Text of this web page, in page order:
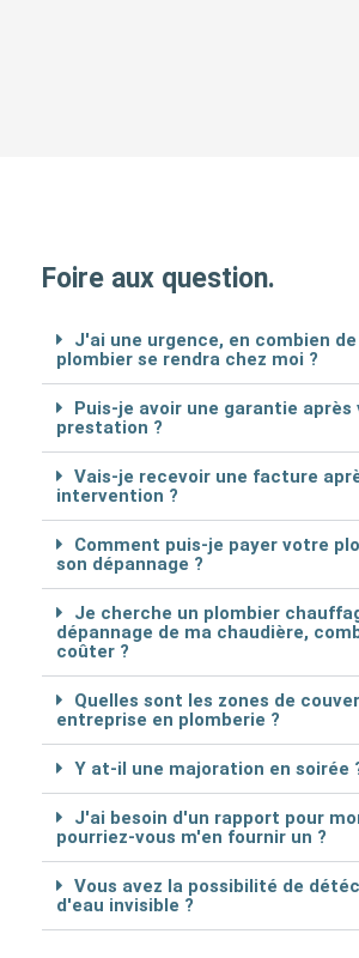
Foire aux question.
J'ai une urgence, en combien
plombier se rendra chez moi ?
Puis-je avoir une garantie après
prestation ?
Vais-je recevoir une facture
intervention ?
Comment puis-je payer votre
son dépannage ?
Je cherche un plombier
dépannage de ma chaudière,
coûter ?
Quelles sont les zones de
entreprise en plomberie ?
Y at-il une majoration en soirée
J'ai besoin d'un rapport pour
pourriez-vous m'en fournir un ?
Vous avez la possibilité de
d'eau invisible ?